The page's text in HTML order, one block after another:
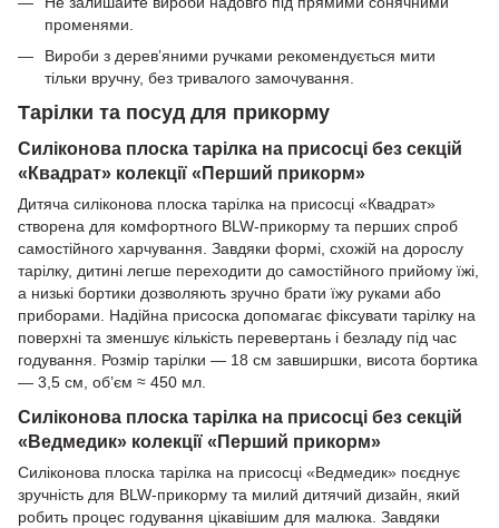
променями.
Вироби з дерев’яними ручками рекомендується мити
тільки вручну, без тривалого замочування.
Тарілки та посуд для прикорму
Силіконова плоска тарілка на присосці без секцій
«Квадрат» колекції «Перший прикорм»
Дитяча силіконова плоска тарілка на присосці «Квадрат»
створена для комфортного BLW-прикорму та перших спроб
самостійного харчування. Завдяки формі, схожій на дорослу
тарілку, дитині легше переходити до самостійного прийому їжі,
а низькі бортики дозволяють зручно брати їжу руками або
приборами. Надійна присоска допомагає фіксувати тарілку на
поверхні та зменшує кількість перевертань і безладу під час
годування. Розмір тарілки — 18 см завширшки, висота бортика
— 3,5 см, об’єм ≈ 450 мл.
Силіконова плоска тарілка на присосці без секцій
«Ведмедик» колекції «Перший прикорм»
Силіконова плоска тарілка на присосці «Ведмедик» поєднує
зручність для BLW-прикорму та милий дитячий дизайн, який
робить процес годування цікавішим для малюка. Завдяки